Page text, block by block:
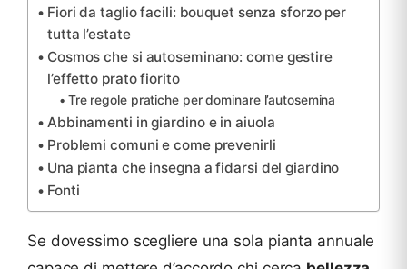
Fiori da taglio facili: bouquet senza sforzo per
tutta l’estate
Cosmos che si autoseminano: come gestire
l’effetto prato fiorito
Tre regole pratiche per dominare l’autosemina
Abbinamenti in giardino e in aiuola
Problemi comuni e come prevenirli
Una pianta che insegna a fidarsi del giardino
Fonti
Se dovessimo scegliere una sola pianta annuale